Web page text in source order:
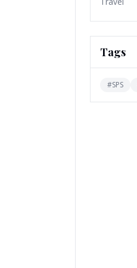
Tags
#SPS